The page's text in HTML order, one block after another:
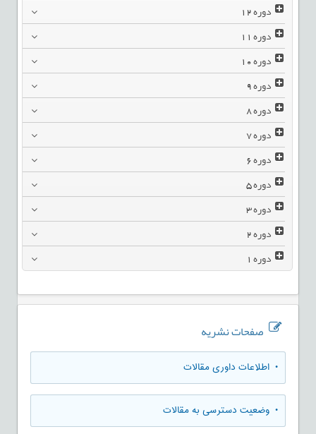
دوره12
دوره11
دوره10
دوره9
دوره8
دوره7
دوره6
دوره5
دوره3
دوره2
دوره1
صفحات نشریه
• اطلاعات داوری مقالات
• وضعیت دسترسی به مقالات